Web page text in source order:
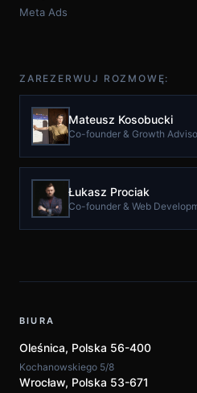
Meta Ads
ZAREZERWUJ ROZMOWĘ:
Mateusz Kosobucki
Co-founder & Growth
Łukasz Prociak
Co-founder & Web
BIURA
Oleśnica, Polska 56-400
Kochanowskiego 5/8
Wrocław, Polska 53-671